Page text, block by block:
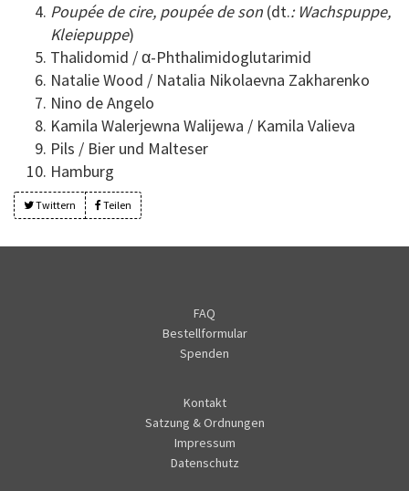
Poupée de cire, poupée de son (dt.: Wachspuppe,
Kleiepuppe)
Thalidomid / α-Phthalimidoglutarimid
Natalie Wood / Natalia Nikolaevna Zakharenko
Nino de Angelo
Kamila Walerjewna Walijewa / Kamila Valieva
Pils / Bier und Malteser
Hamburg
Twittern Teilen
FAQ
Bestellformular
Spenden
Kontakt
Satzung & Ordnungen
Impressum
Datenschutz